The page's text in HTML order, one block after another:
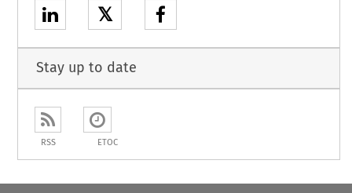
𝕏
Stay up to date
RSS ETOC